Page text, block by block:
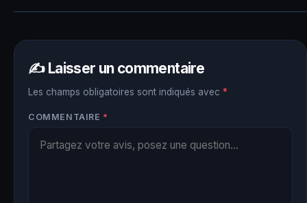
✍️ Laisser un commentaire
Les champs obligatoires sont indiqués avec *
COMMENTAIRE *